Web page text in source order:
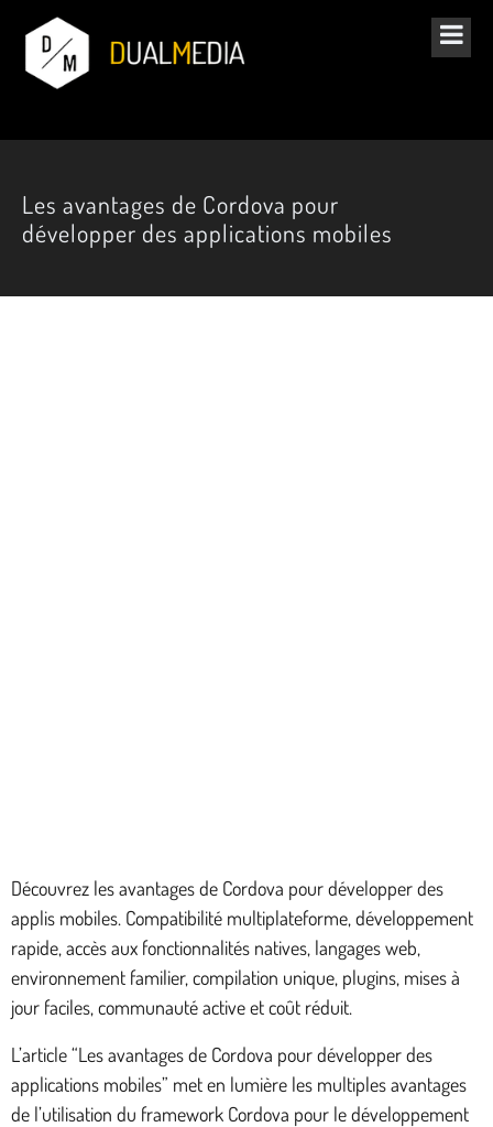
Les avantages de Cordova pour
développer des applications mobiles
Découvrez les avantages de Cordova pour développer des
applis mobiles. Compatibilité multiplateforme, développement
rapide, accès aux fonctionnalités natives, langages web,
environnement familier, compilation unique, plugins, mises à
jour faciles, communauté active et coût réduit.
L’article “Les avantages de Cordova pour développer des
applications mobiles” met en lumière les multiples avantages
de l’utilisation du framework Cordova pour le développement